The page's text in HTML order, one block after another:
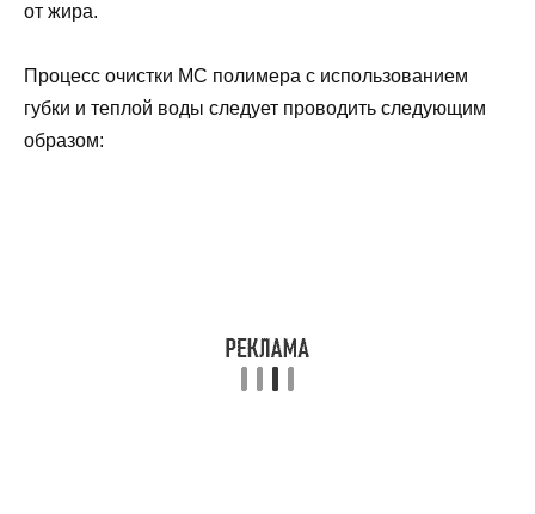
от жира.
Процесс очистки МС полимера с использованием
губки и теплой воды следует проводить следующим
образом: